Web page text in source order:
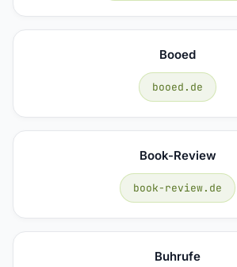
Booed
booed.de
Book-Review
book-review.de
Buhrufe